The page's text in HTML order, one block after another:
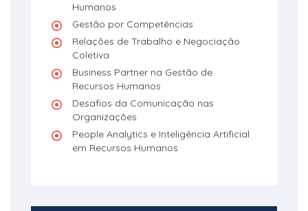
Humanos
Gestão por Competências
Relações de Trabalho e Negociação
Coletiva
Business Partner na Gestão de
Recursos Humanos
Desafios da Comunicação nas
Organizações
People Analytics e Inteligência Artificial
em Recursos Humanos